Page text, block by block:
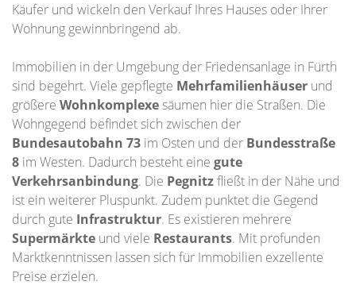
Käufer und wickeln den Verkauf Ihres Hauses oder Ihrer
Wohnung gewinnbringend ab.
Immobilien in der Umgebung der Friedensanlage in Fürth
sind begehrt. Viele gepflegte Mehrfamilienhäuser und
größere Wohnkomplexesäumen hier die Straßen. Die
Wohngegend befindet sich zwischen der
Bundesautobahn 73 im Osten und der Bundesstraße
8 im Westen. Dadurch besteht eine gute
Verkehrsanbindung. Die Pegnitzfließt in der Nähe und
ist ein weiterer Pluspunkt. Zudem punktet die Gegend
durch gute Infrastruktur. Es existieren mehrere
Supermärkte und viele Restaurants. Mit profunden
Marktkenntnissen lassen sich für Immobilien exzellente
Preise erzielen.